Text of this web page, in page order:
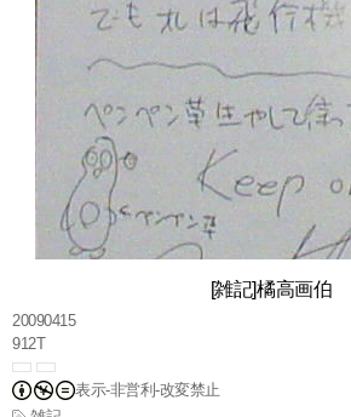
[雑記]橘高画伯
20090415
912T
表示-非営利-改変禁止